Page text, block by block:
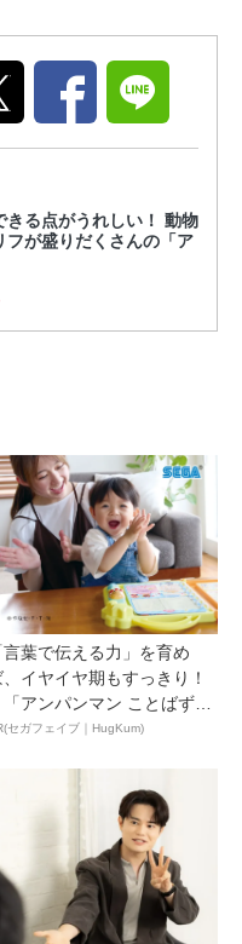
きる点がうれしい！ 動物
フが盛りだくさんの「ア
言葉で伝える力」を育め
、イヤイヤ期もすっきり！
アンパンマン ことばずか
...
セガフェイブ｜HugKum)